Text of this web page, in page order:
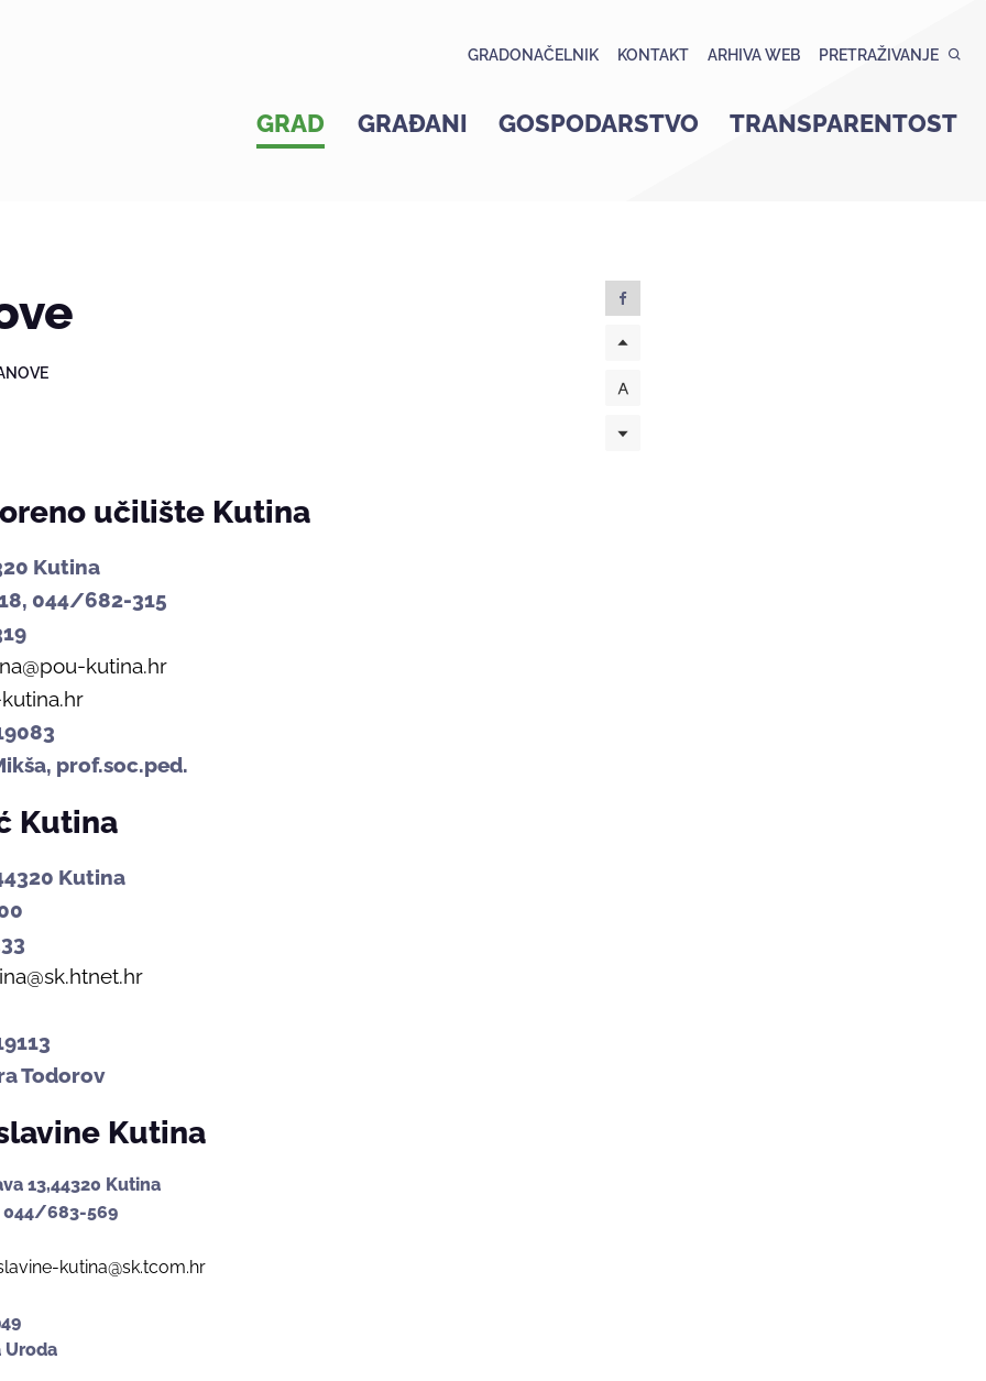
GRADONAČELNIK KONTAKT ARHIVA WEB PRETRAŽIVANJE
GRAD GRAĐANI GOSPODARSTVO TRANSPARENTOST
učilište Kutina
Kutina
044/682-315
kutina.hr
prof.soc.ped.
Kutina
Kutina
Todorov
Kutina
13,44320 Kutina
683-569
kutina@sk.tcom.hr
Uroda